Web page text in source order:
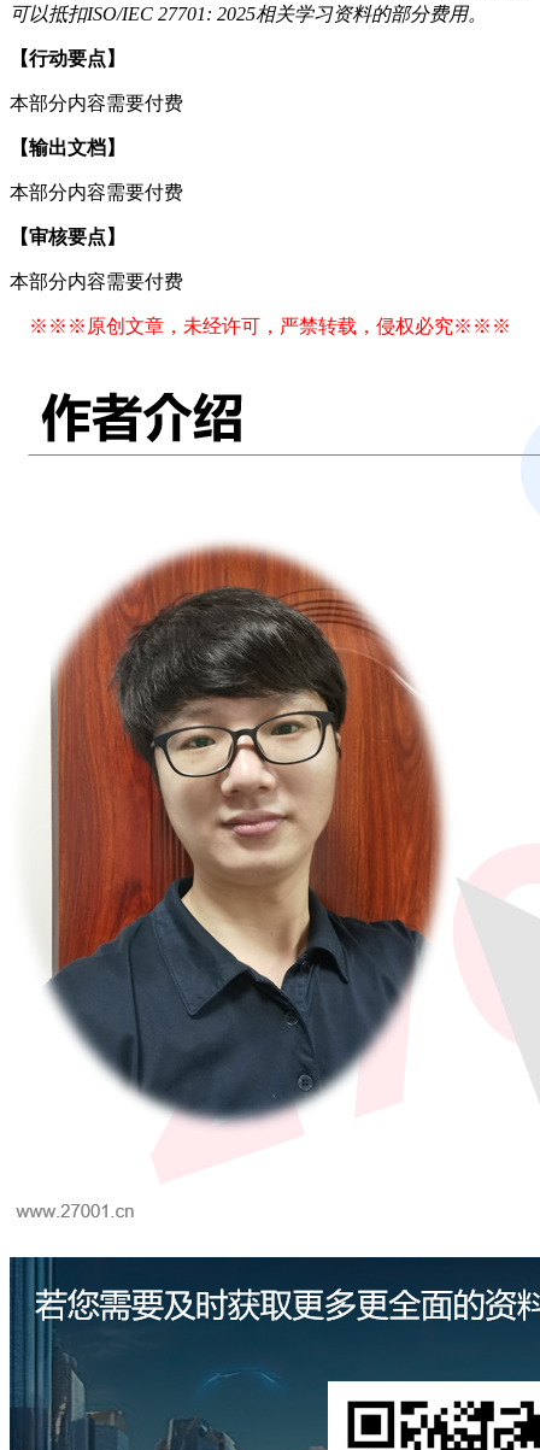
可以抵扣ISO/IEC 27701: 2025相关学习资料的部分费用。
【行动要点】
本部分内容需要付费
【输出文档】
本部分内容需要付费
【审核要点】
本部分内容需要付费
※※※原创文章，未经许可，严禁转载，侵权必究※※※